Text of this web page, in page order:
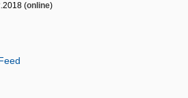
(online)